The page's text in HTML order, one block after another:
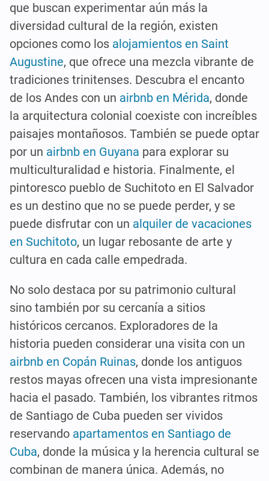
que buscan experimentar aún más la
diversidad cultural de la región, existen
opciones como los alojamientos en Saint
Augustine, que ofrece una mezcla vibrante de
tradiciones trinitenses. Descubra el encanto
de los Andes con un airbnb en Mérida, donde
la arquitectura colonial coexiste con increíbles
paisajes montañosos. También se puede optar
por un airbnb en Guyana para explorar su
multiculturalidad e historia. Finalmente, el
pintoresco pueblo de Suchitoto en El Salvador
es un destino que no se puede perder, y se
puede disfrutar con un alquiler de vacaciones
en Suchitoto, un lugar rebosante de arte y
cultura en cada calle empedrada.
No solo destaca por su patrimonio cultural
sino también por su cercanía a sitios
históricos cercanos. Exploradores de la
historia pueden considerar una visita con un
airbnb en Copán Ruinas, donde los antiguos
restos mayas ofrecen una vista impresionante
hacia el pasado. También, los vibrantes ritmos
de Santiago de Cuba pueden ser vividos
reservando apartamentos en Santiago de
Cuba, donde la música y la herencia cultural se
combinan de manera única. Además, no